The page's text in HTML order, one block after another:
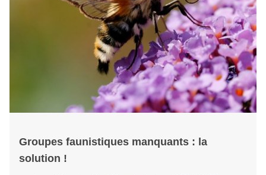
Groupes faunistiques manquants : la
solution !